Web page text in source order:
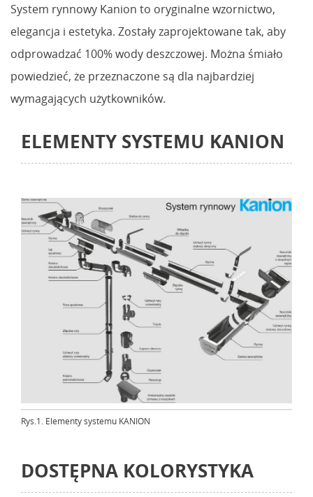
System rynnowy Kanion to oryginalne wzornictwo,
elegancja i estetyka. Zostały zaprojektowane tak, aby
odprowadzać 100% wody deszczowej. Można śmiało
powiedzieć, że przeznaczone są dla najbardziej
wymagających użytkowników.
ELEMENTY SYSTEMU KANION
Rys.1. Elementy systemu KANION
DOSTĘPNA KOLORYSTYKA